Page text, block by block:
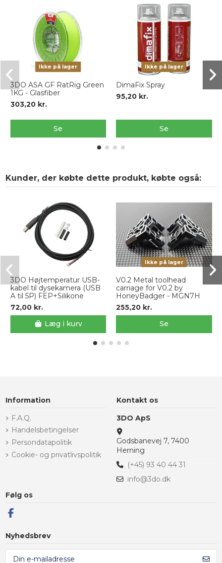
Ikke på lager
3DO ASA GF RatRig Green
1KG - Glasfiber
303,20 kr.
Se
Ikke på lager
DimaFix Spray
95,20 kr.
Se
Kunder, der købte dette produkt, købte også:
3DO Højtemperatur USB-
kabel til dysekamera (USB
A til 5P) FEP+Silikone
72,00 kr.
Læg i kurv
Ikke på lager
V0.2 Metal toolhead
carriage for V0.2 by
HoneyBadger - MGN7H
255,20 kr.
Se
Information
F.A.Q.
Handelsbetingelser
Persondatapolitik
Cookie- og privatlivspolitik
Kontakt os
3DO ApS
Godsbanevej 7, 7400
Herning
(+45) 93 40 44 31
info@3do.dk
Følg os
Nyhedsbrev